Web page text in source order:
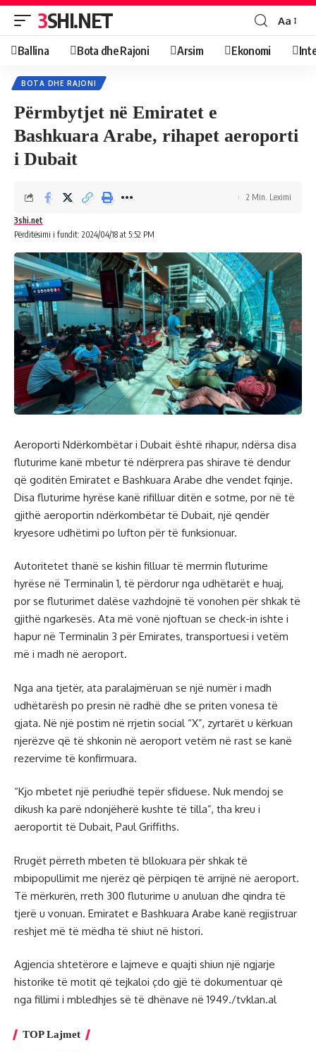
3SHI.NET Aa
Ballina Bota dhe Rajoni Arsim Ekonomi
BOTA DHE RAJONI
Përmbytjet në Emiratet e
Bashkuara Arabe, rihapet aeroporti
i Dubait
Përditësimi i fundit: 2024/04/18 at 5:52 PM
3shi.net
2 Min. Leximi
Aeroporti Ndërkombëtar i Dubait është rihapur, ndërsa disa
fluturime kanë mbetur të ndërprera pas shirave të dendur
që goditën Emiratet e Bashkuara Arabe dhe vendet fqinje.
Disa fluturime hyrëse kanë rifilluar ditën e sotme, por në të
gjithë aeroportin ndërkombëtar të Dubait, një qendër
kryesore udhëtimi po lufton për të funksionuar.
Autoritetet thanë se kishin filluar të merrnin fluturime
hyrëse në Terminalin 1, të përdorur nga udhëtarët e huaj,
por se fluturimet dalëse vazhdojnë të vonohen për shkak të
gjithë ngarkesës. Ata më vonë njoftuan se check-in ishte i
hapur në Terminalin 3 për Emirates, transportuesi i vetëm
më i madh në aeroport.
Nga ana tjetër, ata paralajmëruan se një numër i madh
udhëtarësh po presin në radhë dhe se priten vonesa të
gjata. Në një postim në rrjetin social “X”, zyrtarët u kërkuan
njerëzve që të shkonin në aeroport vetëm në rast se kanë
rezervime të konfirmuara.
“Kjo mbetet një periudhë tepër sfiduese. Nuk mendoj se
dikush ka parë ndonjëherë kushte të tilla”, tha kreu i
aeroportit të Dubait, Paul Griffiths.
Rrugët përreth mbeten të bllokuara për shkak të
mbipopullimit me njerëz që përpiqen të arrijnë në aeroport.
Të mërkurën, rreth 300 fluturime u anuluan dhe qindra të
tjerë u vonuan. Emiratet e Bashkuara Arabe kanë regjistruar
reshjet më të mëdha të shiut në histori.
Agjencia shtetërore e lajmeve e quajti shiun një ngjarje
historike të motit që tejkaloi çdo gjë të dokumentuar që
nga fillimi i mbledhjes së të dhënave në 1949./tvklan.al
TOP Lajmet